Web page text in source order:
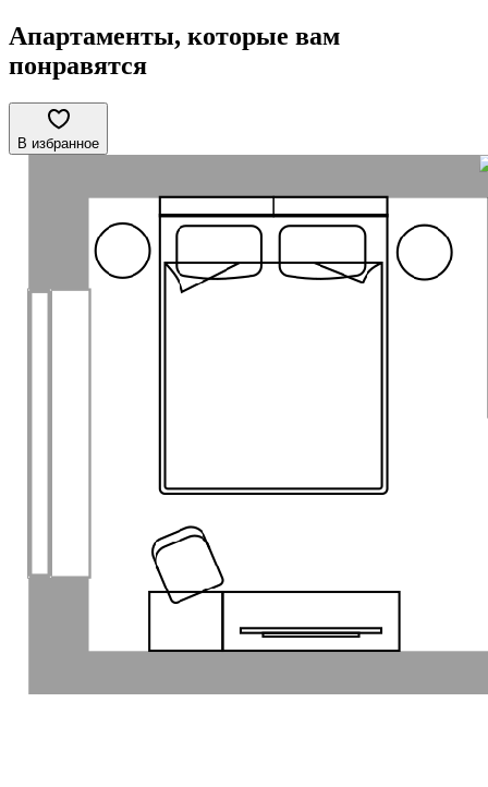
Апартаменты, которые вам
понравятся
В избранное